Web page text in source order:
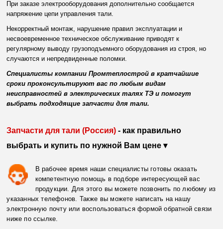
При заказе электрооборудования дополнительно сообщается
напряжение цепи управления тали.
Некорректный монтаж, нарушение правил эксплуатации и
несвоевременное техническое обслуживание приводят к
регулярному выводу грузоподъемного оборудования из строя, но
случаются и непредвиденные поломки.
Специалисты компании Промтеплострой в кратчайшие
сроки проконсультируют вас по любым видам
неисправностей в электрических талях ТЭ и помогут
выбрать подходящие запчасти для тали.
Запчасти для тали (Россия) - как правильно
выбрать и купить по нужной Вам цене ▾
В рабочее время наши специалисты готовы оказать
компетентную помощь в подборе интересующей вас
продукции. Для этого вы можете позвонить по любому из
указанных телефонов. Также вы можете написать на нашу
электронную почту или воспользоваться формой обратной связи
ниже по ссылке.